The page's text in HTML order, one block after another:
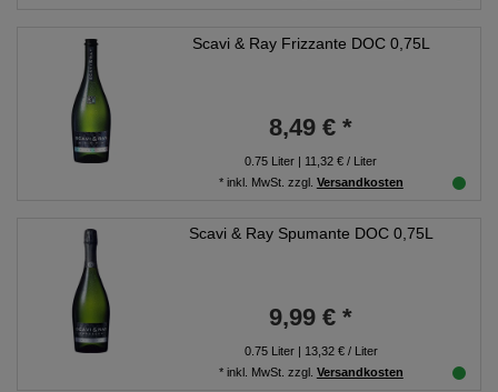
Scavi & Ray Frizzante DOC 0,75L
8,49 € *
0.75 Liter | 11,32 € / Liter
* inkl. MwSt. zzgl. Versandkosten
Scavi & Ray Spumante DOC 0,75L
9,99 € *
0.75Liter| 13,32 € / Liter
* inkl. MwSt. zzgl. Versandkosten